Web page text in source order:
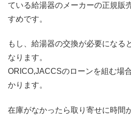
ている給湯器のメーカーの正規販
すめです。
もし、給湯器の交換が必要になる
なります。
ORICO,JACCSのローンを組む場
かります。
在庫がなかったら取り寄せに時間